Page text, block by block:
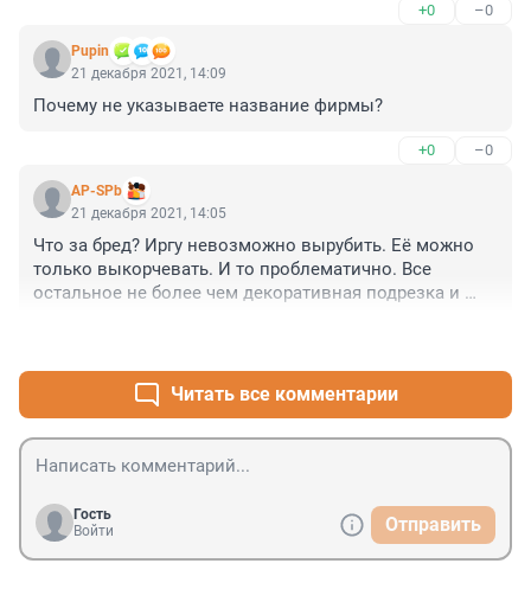
насеялась на границе участков, даёт ягоды. Я её не
трогаю, пусть растёт. Но всё равно следить за ней
надо, а то потом ведь не справишься.
Цена ирги - бесплатно!
+0 –0
Pupin
21 декабря 2021, 14:09
Почему не указываете название фирмы?
+0 –0
AP-SPb
21 декабря 2021, 14:05
Что за бред? Иргу невозможно вырубить. Её можно
только выкорчевать. И то проблематично. Все
остальное не более чем декоративная подрезка и
Читать все комментарии
Гость
Войти
Отправить